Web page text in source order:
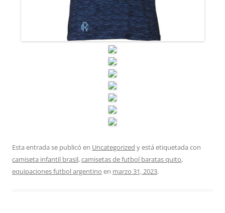
Esta entrada se publicó en Uncategorized y está etiquetada con
camiseta infantil brasil,camisetas de futbol baratas quito,
equipaciones futbol argentino en marzo 31, 2023.